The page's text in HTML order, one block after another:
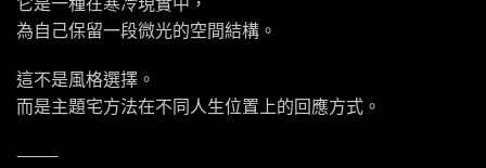
為自己保留一段微光的空間結構。
這不是風格選擇。
而是主題宅方法在不同人生位置上的回應方式。
⸻